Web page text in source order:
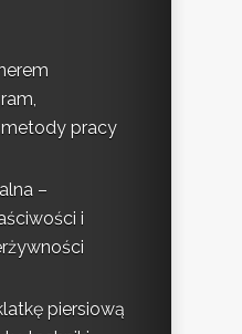
pracy
–
i
piersiową